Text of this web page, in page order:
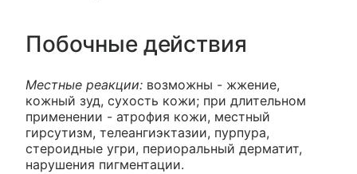
Побочные действия
Местные реакции: возможны - жжение,
кожный зуд, сухость кожи; при длительном
применении - атрофия кожи, местный
гирсутизм, телеангиэктазии, пурпура,
стероидные угри, периоральный дерматит,
нарушения пигментации.